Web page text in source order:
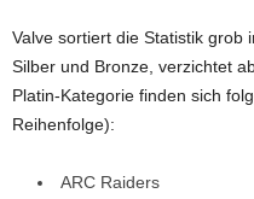
Valve sortiert die Statistik grob
Silber und Bronze, verzichtet
Platin-Kategorie finden sich
Reihenfolge):
ARC Raiders